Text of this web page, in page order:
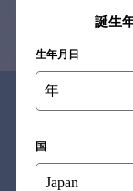
誕生
生年月日
年
国